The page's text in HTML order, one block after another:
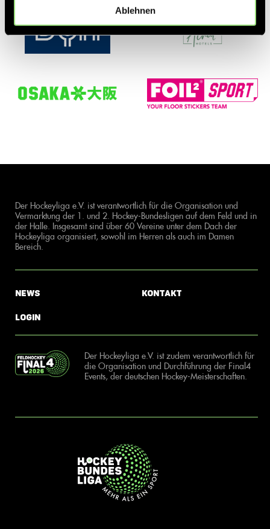
Ablehnen
Der Hockeyliga e.V. ist verantwortlich für die Organisation und
Vermarktung der 1. und 2. Hockey-Bundesligen auf dem Feld und in
der Halle. Insgesamt sind über 60 Vereine unter dem Dach der
Hockeyliga organisiert, sowohl im Herren als auch im Damen
Bereich.
News
Login
Kontakt
Der Hockeyliga e.V. ist zudem verantwortlich für
die Organisation und Durchführung der Final4
Events, der deutschen Hockey-Meisterschaften.